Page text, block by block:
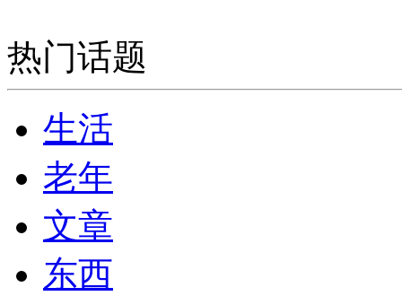
热门话题
生活
老年
文章
东西